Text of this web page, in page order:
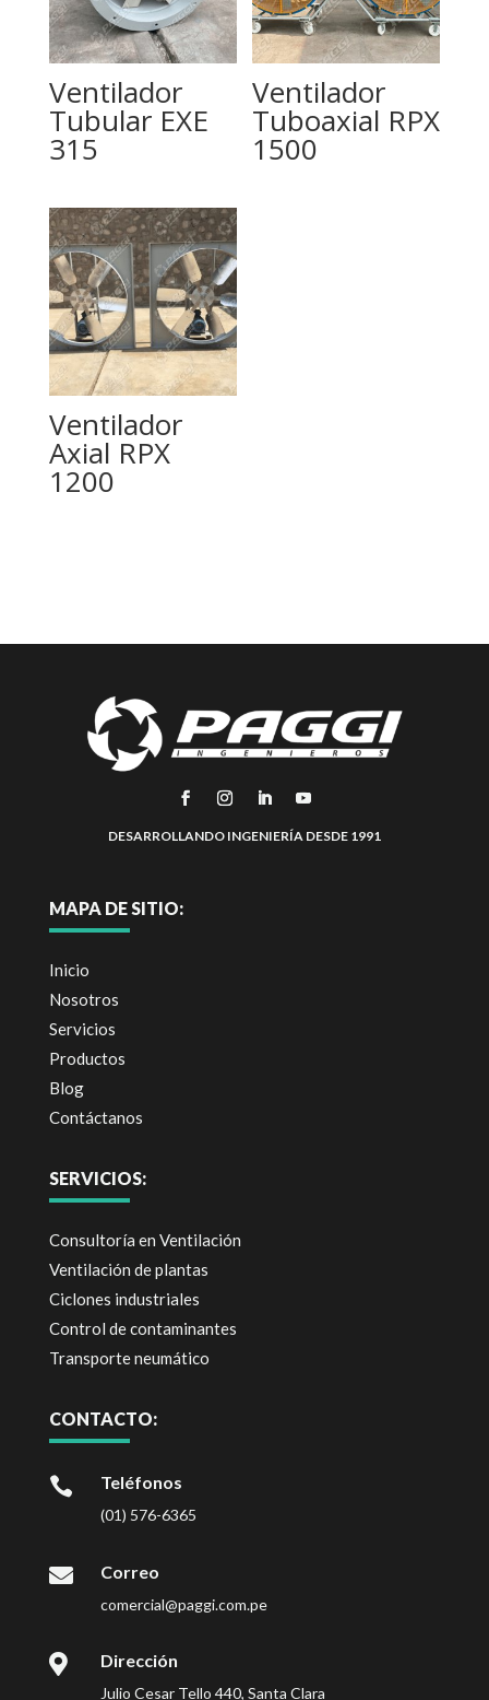
Ventilador
Tubular EXE
315
Ventilador
Tuboaxial RPX
1500
Ventilador
Axial RPX
1200
DESARROLLANDO INGENIERÍA DESDE 1991
MAPA DE SITIO:
Inicio
Nosotros
Servicios
Productos
Blog
Contáctanos
SERVICIOS:
Consultoría en Ventilación
Ventilación de plantas
Ciclones industriales
Control de contaminantes
Transporte neumático
CONTACTO:
 Teléfonos
(01) 576-6365
 Correo
comercial@paggi.com.pe
 Dirección
Julio Cesar Tello 440, Santa Clara